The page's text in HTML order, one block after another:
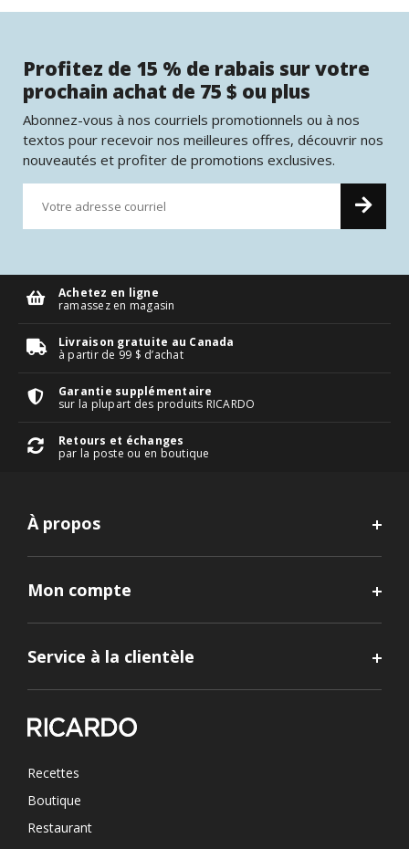
Profitez de 15 % de rabais sur votre
prochain achat de 75 $ ou plus
Abonnez-vous à nos courriels promotionnels ou à nos
textos pour recevoir nos meilleures offres, découvrir nos
nouveautés et profiter de promotions exclusives.
Achetez en ligne
ramassez en magasin
Livraison gratuite au Canada
à partir de 99 $ d’achat
Garantie supplémentaire
sur la plupart des produits RICARDO
Retours et échanges
par la poste ou en boutique
À propos
Mon compte
Service à la clientèle
Recettes
Boutique
Restaurant